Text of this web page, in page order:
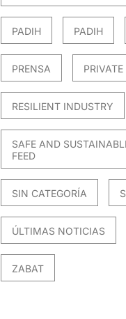
PADIH PADIH
PRENSA
RESILIENT INDUSTRY
SAFE AND
FEED
SIN CATEGORÍA
ÚLTIMAS NOTICIAS
ZABAT